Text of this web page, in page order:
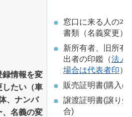
録情報を変
したい（車
、ナンバ
、名義の変
窓口に来る人の本
書類（名義変更）
新所有者、旧所有
出者の印鑑（法人
場合は代表者印）
販売証明書(購入の
譲渡証明書(譲り受
合)